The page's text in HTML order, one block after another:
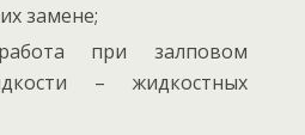
замене;
при залповом
– жидкостных